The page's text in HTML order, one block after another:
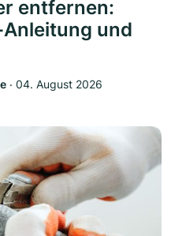
entfernen:
und
‧ 04. August 2026